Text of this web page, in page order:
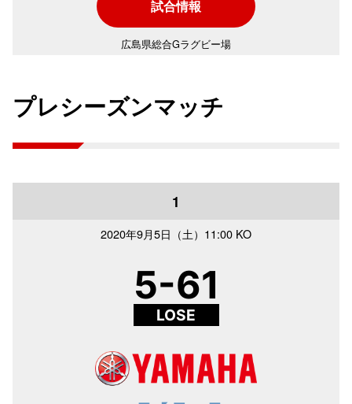
試合情報
広島県総合Gラグビー場
プレシーズンマッチ
1
2020年9月5日（土） 11:00 KO
5-61
LOSE